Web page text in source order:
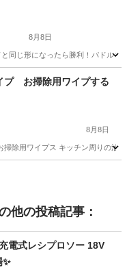
8月8日
同じ形になったら勝利！パドル
プ お掃除用ワイプする
8月8日
除用ワイプス キッチン周りの油
他の投稿記事：
電式レシプロソー 18V